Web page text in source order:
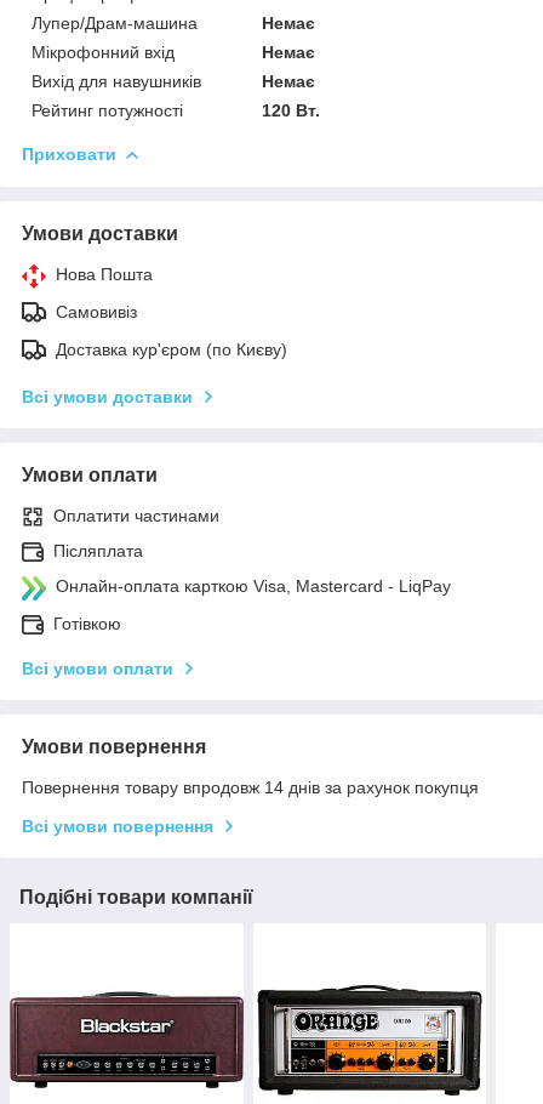
Лупер/Драм-машина
Немає
Мікрофонний вхід
Немає
Вихід для навушників
Немає
Рейтинг потужності
120 Вт.
Приховати
Умови доставки
Нова Пошта
Самовивіз
Доставка кур'єром (по Києву)
Всі умови доставки
Умови оплати
Оплатити частинами
Післяплата
Онлайн-оплата карткою Visa, Mastercard - LiqPay
Готівкою
Всі умови оплати
Умови повернення
Повернення товару впродовж 14 днів за рахунок покупця
Всі умови повернення
Подібні товари компанії